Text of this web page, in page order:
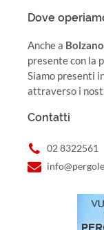
Dove
Anche a Bolzano
presente con la
Siamo presenti
attraverso i
Contatti
02 8322561